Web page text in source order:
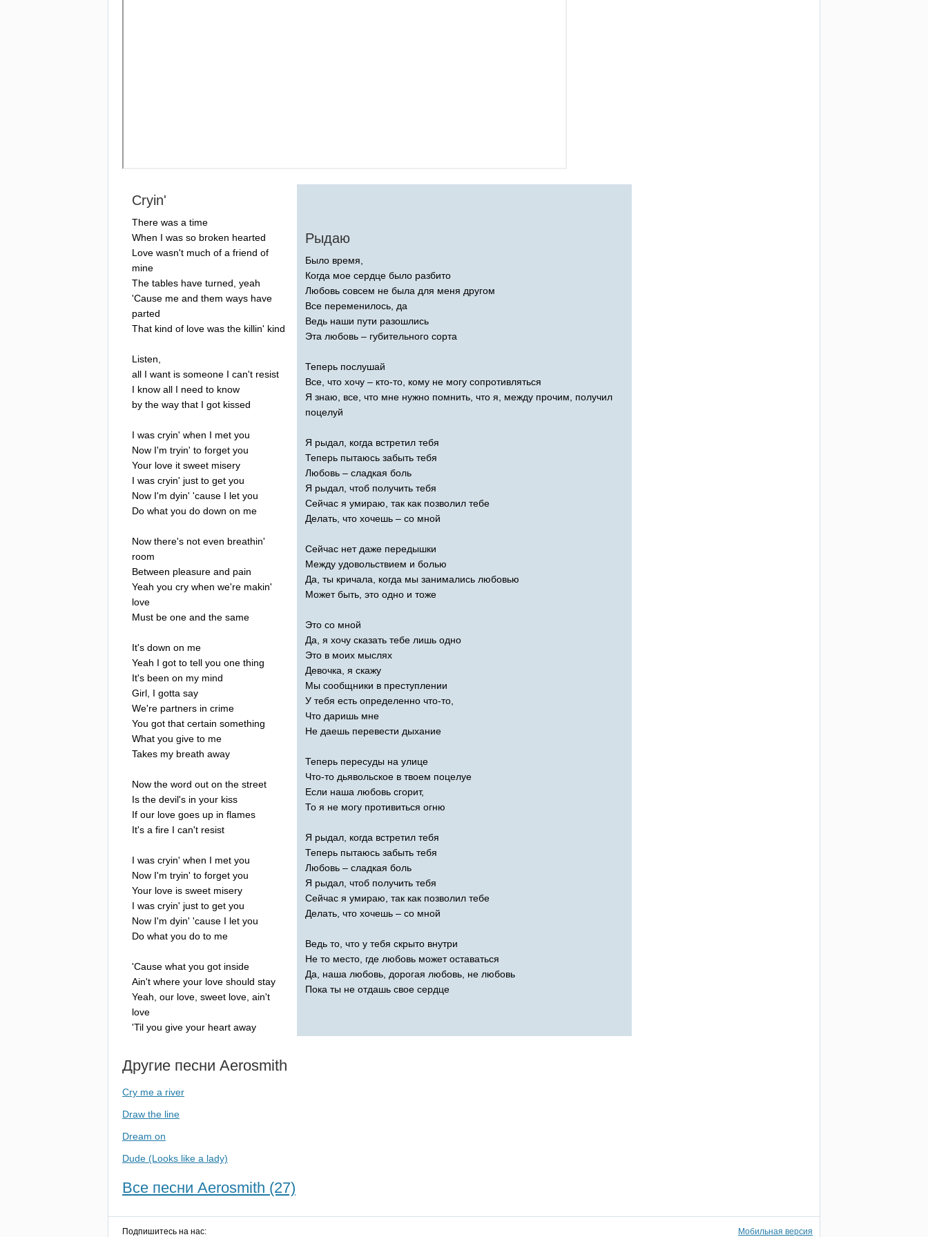
Cryin'
There was a time
When I was so broken hearted
Love wasn't much of a friend of
mine
The tables have turned yeah
'Cause me and them ways have
parted
That kind of love was the killin' kind
Listen
all I want is someone I can't resist
I know all I need to know
by the way that I got kissed
I was cryin' when I met you
Now I'm tryin' to forget you
Your love it sweet misery
I was cryin' just to get you
Now I'm dyin' 'cause I let you
Do what you do down on me
Now there's not even breathin'
room
Between pleasure and pain
Yeah you cry when we're makin'
love
Must be one and the same
It's down on me
Yeah I got to tell you one thing
It's been on my mind
Girl I gotta say
We're partners in crime
You got that certain something
What you give to me
Takes my breath away
Now the word out on the street
Is the devil's in your kiss
If our love goes up in flames
It's a fire I can't resist
I was cryin' when I met you
Now I'm tryin' to forget you
Your love is sweet misery
I was cryin' just to get you
Now I'm dyin' 'cause I let you
Do what you do to me
'Cause what you got inside
Ain't where your love should stay
Yeah our love sweet love ain't
love
'Til you give your heart away
Рыдаю
Было время,
Когда мое сердце было разбито
Любовь совсем не была для меня другом
Все переменилось, да
Ведь наши пути разошлись
Эта любовь – губительного сорта
Теперь послушай
Все, что хочу – кто-то, кому не могу сопротивляться
Я знаю, все, что мне нужно помнить, что я, между прочим, получил
поцелуй
Я рыдал, когда встретил тебя
Теперь пытаюсь забыть тебя
Любовь – сладкая боль
Я рыдал, чтоб получить тебя
Сейчас я умираю, так как позволил тебе
Делать, что хочешь – со мной
Сейчас нет даже передышки
Между удовольствием и болью
Да, ты кричала, когда мы занимались любовью
Может быть, это одно и тоже
Это со мной
Да, я хочу сказать тебе лишь одно
Это в моих мыслях
Девочка, я скажу
Мы сообщники в преступлении
У тебя есть определенно что-то,
Что даришь мне
Не даешь перевести дыхание
Теперь пересуды на улице
Что-то дьявольское в твоем поцелуе
Если наша любовь сгорит,
То я не могу противиться огню
Я рыдал, когда встретил тебя
Теперь пытаюсь забыть тебя
Любовь – сладкая боль
Я рыдал, чтоб получить тебя
Сейчас я умираю, так как позволил тебе
Делать, что хочешь – со мной
Ведь то, что у тебя скрыто внутри
Не то место, где любовь может оставаться
Да, наша любовь, дорогая любовь, не любовь
Пока ты не отдашь свое сердце
Другие песни Aerosmith
Cry me a river
Draw the line
Dream on
Dude (Looks like a lady)
Все песни Aerosmith (27)
Подпишитесь на нас: Мобильная версия